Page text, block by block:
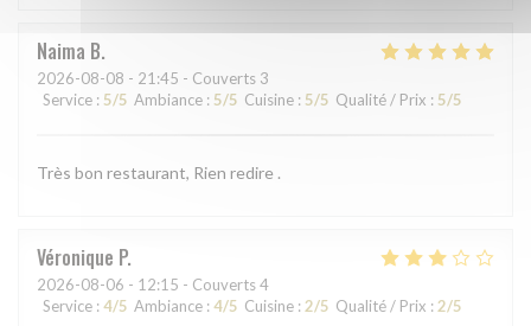
Naima B
2026-08-08 - 21:45 - Couverts 3
Service : 5/5 Ambiance : 5/5 Cuisine : 5/5 Qualité / Prix : 5/5
Très bon restaurant, Rien redire .
Véronique P
2026-08-06 - 12:15 - Couverts 4
Service : 4/5 Ambiance : 4/5 Cuisine : 2/5 Qualité / Prix : 2/5